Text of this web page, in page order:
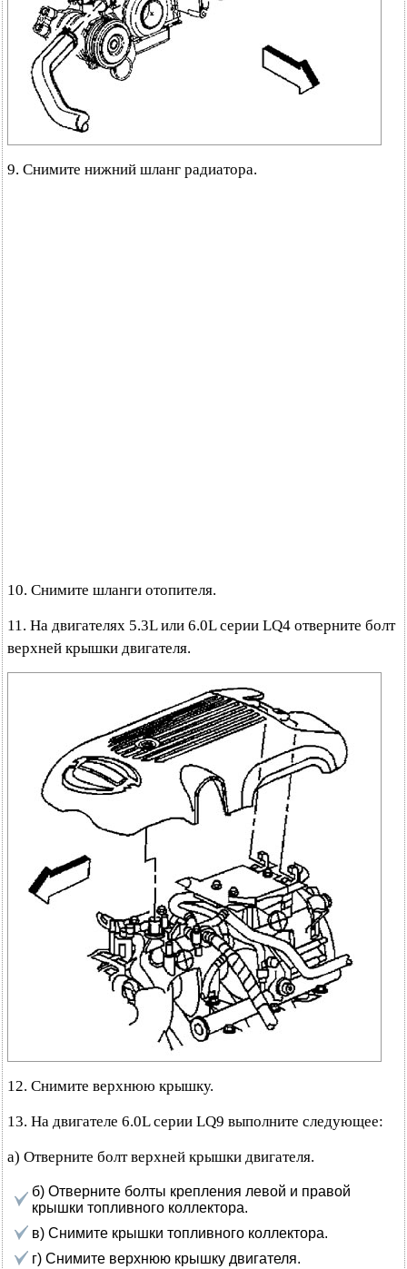
9. Снимите нижний шланг радиатора.
10. Снимите шланги отопителя.
11. На двигателях 5.3L или 6.0L серии LQ4 отверните болт
верхней крышки двигателя.
12. Снимите верхнюю крышку.
13. На двигателе 6.0L серии LQ9 выполните следующее:
а) Отверните болт верхней крышки двигателя.
б) Отверните болты крепления левой и правой
крышки топливного коллектора.
в) Снимите крышки топливного коллектора.
г) Снимите верхнюю крышку двигателя.